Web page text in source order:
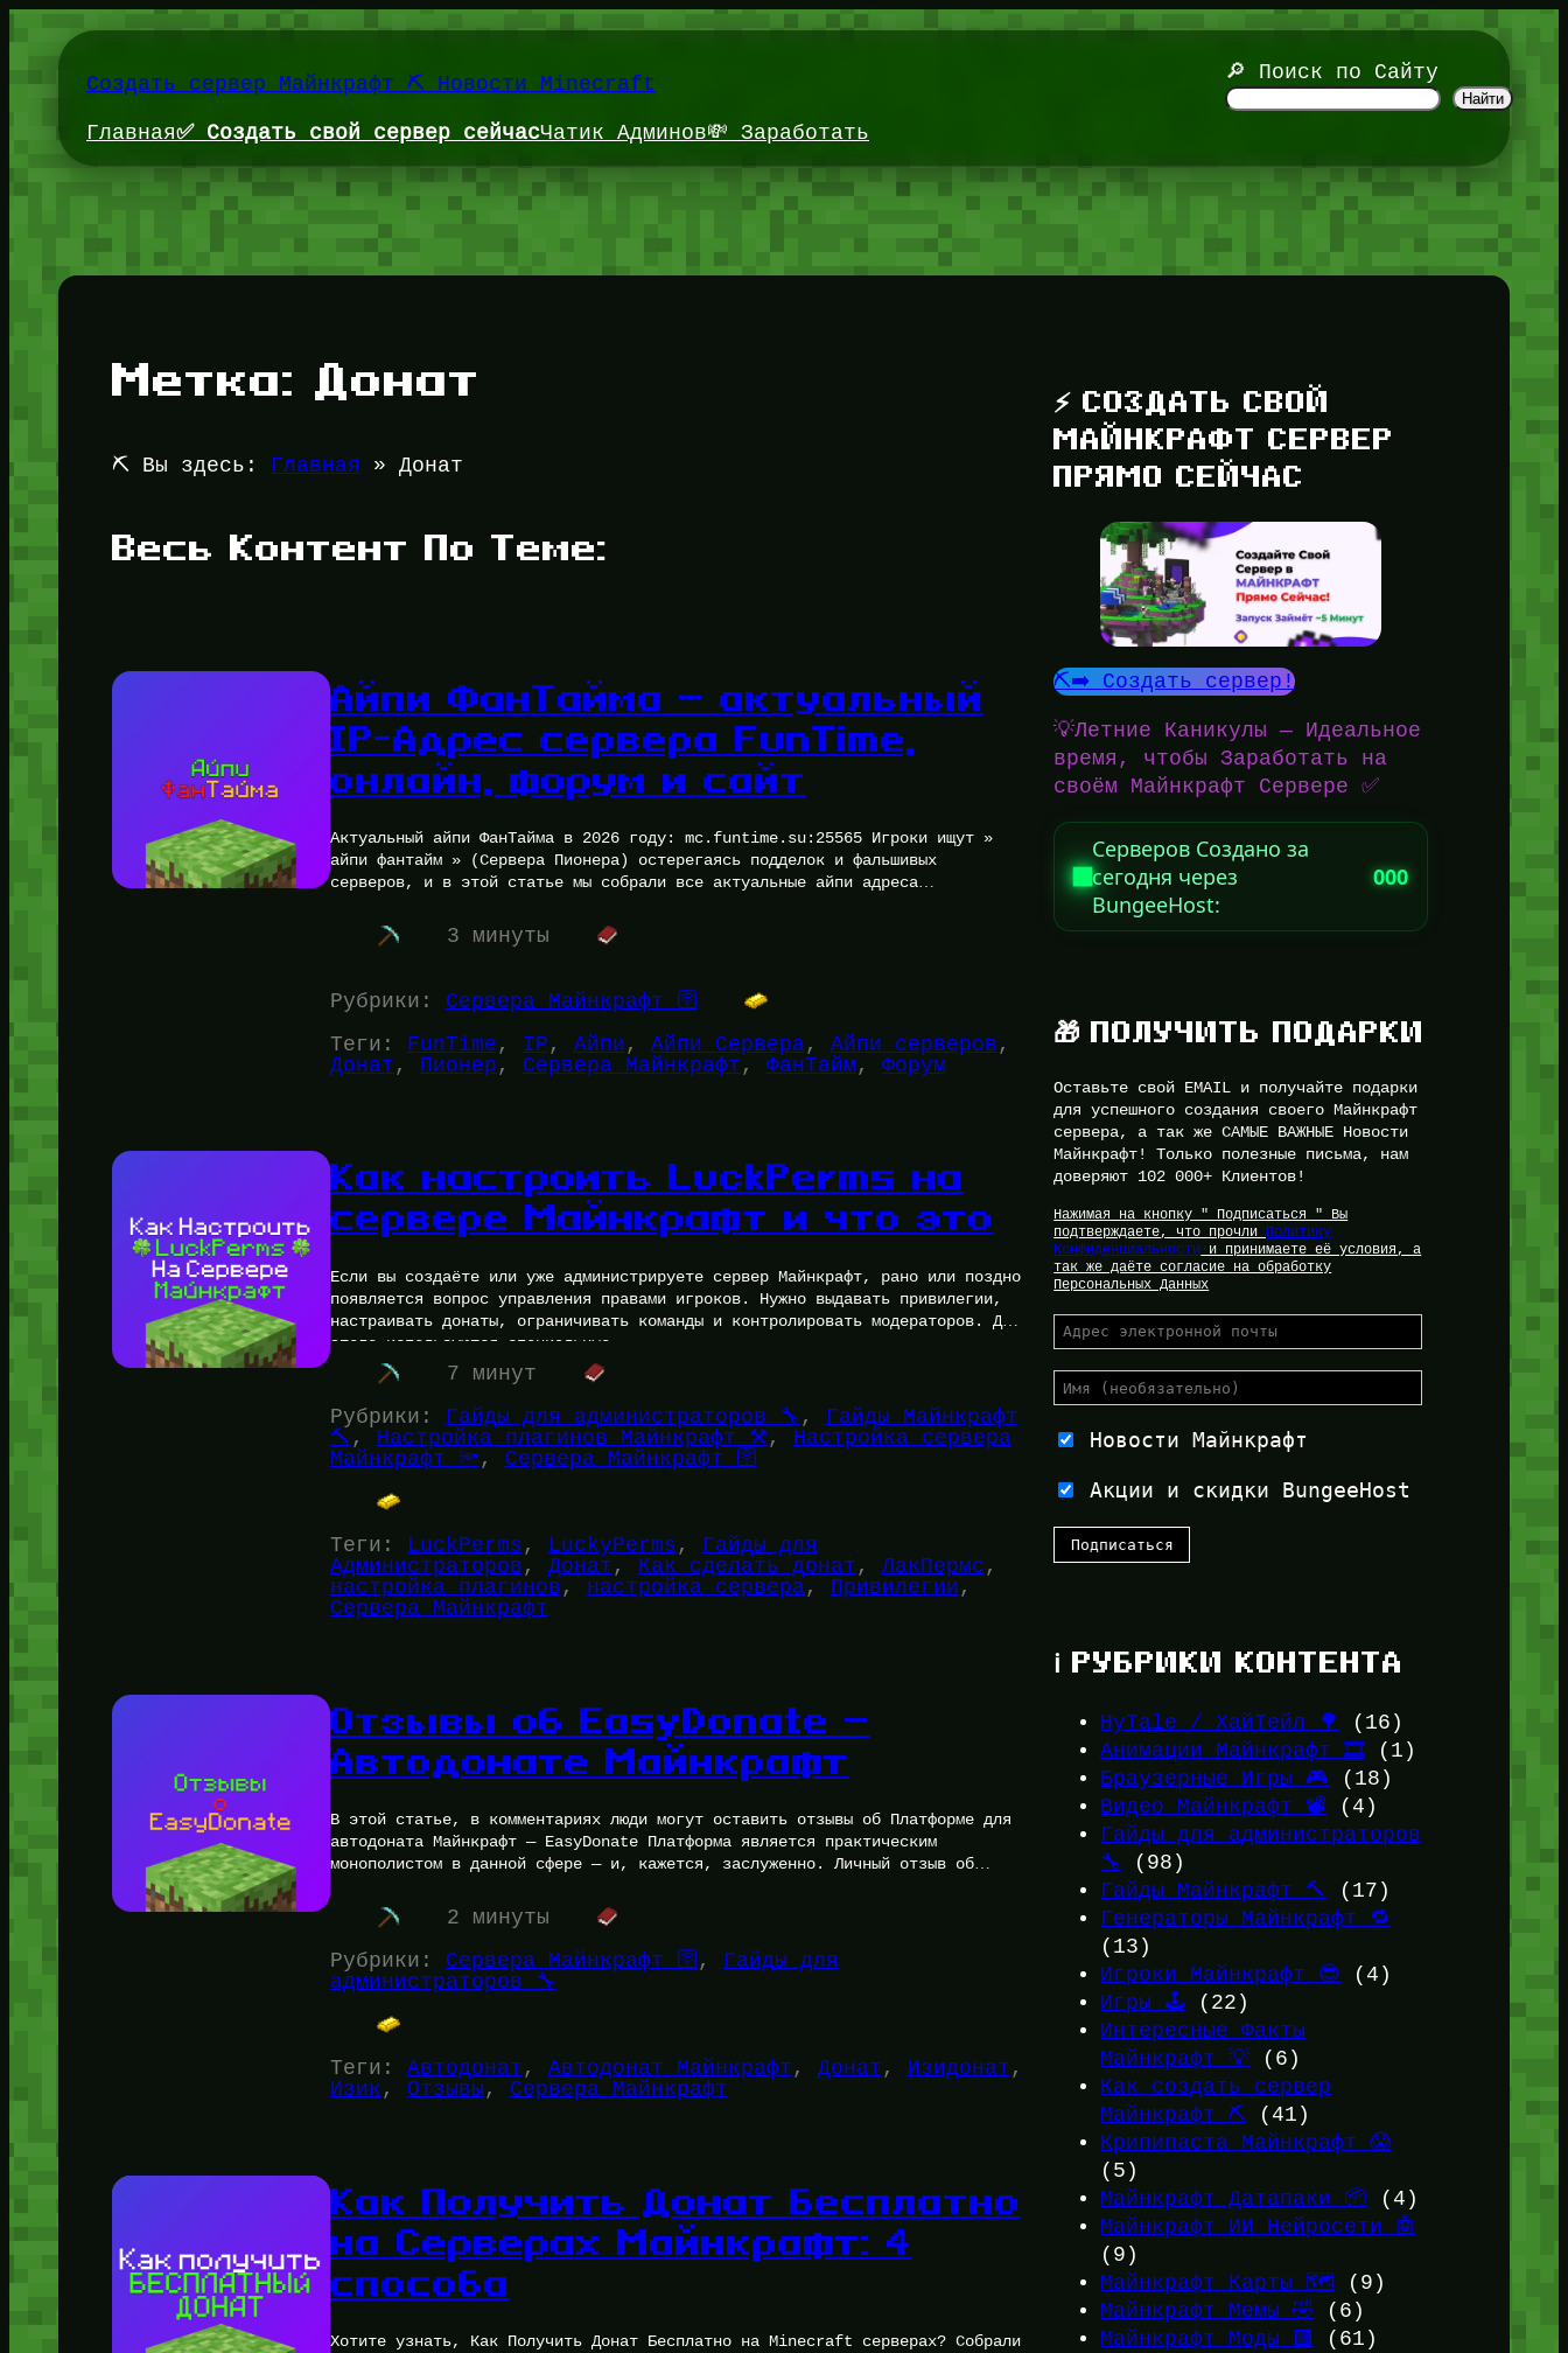
содержимомуСоздать сервер Майнкрафт ⛏️ Новости Minecraft
🔎 Поиск по Сайту
Найти
Главная✅ Создать свой сервер сейчасЧатик Админов💸 Заработать
Метка:Донат
⛏️ Вы здесь: Главная »Донат
Весь Контент По Теме:
Айпи ФанТайма — актуальный
IP-Адрес сервера FunTime,
онлайн, форум и сайт
Актуальный айпи ФанТайма в 2026 году: mc.funtime.su:25565 Игроки ищут »
айпи фантайм » (Сервера Пионера) остерегаясь подделок и фальшивых
серверов, и в этой статье мы собрали все актуальные айпи адреса…
3 минуты
Рубрики: Сервера Майнкрафт 🛜
Теги: FunTime , IP , Айпи , Айпи Сервера, Айпи серверов
Донат , Пионер , Сервера Майнкрафт , ФанТайм , Форум
Как настроить LuckPerms на
сервере Майнкрафт и что это
Если вы создаёте или уже администрируете сервер Майнкрафт, рано или поздно
появляется вопрос управления правами игроков. Нужно выдавать привилегии,
настраивать донаты, ограничивать команды и контролировать модераторов. Для
этого используются специальные…
7 минут
Рубрики:
Гайды для администраторов 🔧 ,
Гайды Майнкрафт
🔨 , Настройка плагинов Майнкрафт ⚒️, Настройка сервера
Майнкрафт 🔦 , Сервера Майнкрафт 🛜
Теги: LuckPerms , LuckyPerms ,
Гайды для
Администраторов , Донат , Как сделать донат , ЛакПермс
настройка плагинов , настройка сервера, Привилегии
Сервера Майнкрафт
Отзывы об EasyDonate —
Автодонате Майнкрафт
В этой статье, в комментариях люди могут оставить отзывы об Платформе для
автодоната Майнкрафт — EasyDonate Платформа является практическим
монополистом в данной сфере — и, кажется, заслуженно. Личный отзыв об…
2 минуты
Рубрики: Сервера Майнкрафт 🛜 ,
Гайды для
администраторов 🔧
Теги: Автодонат , Автодонат Майнкрафт , Донат , Изидонат
Изик , Отзывы , Сервера Майнкрафт
Как Получить Донат Бесплатно
на Серверах Майнкрафт: 4
способа
Хотите узнать, Как Получить Донат Бесплатно на Minecraft серверах? Собрали
⚡ СОЗДАТЬ СВОЙ
МАЙНКРАФТ СЕРВЕР
ПРЯМО СЕЙЧАС
⛏️➡️ Создать сервер!
💡Летние Каникулы — Идеальное
время, чтобы Заработать на
своём Майнкрафт Сервере ✅
Серверов Создано за
сегодня через
BungeeHost:
000
🎁 ПОЛУЧИТЬ ПОДАРКИ
Оставьте свой EMAIL и получайте подарки
для успешного создания своего Майнкрафт
сервера, а так же САМЫЕ ВАЖНЫЕ Новости
Майнкрафт! Только полезные письма, нам
доверяют 102 000+ Клиентов!
Нажимая на кнопку " Подписаться " Вы
подтверждаете, что прочли Политику
Конфиденциальности и принимаете её условия, а
так же даёте согласие на обработку
Персональных Данных
Новости Майнкрафт
Акции и скидки BungeeHost
ℹ️ РУБРИКИ КОНТЕНТА
HyTale / ХайТейл 🌳
(16)
Анимации Майнкрафт 🎞️ (1)
Браузерные Игры 🎮 (18)
Видео Майнкрафт 📽️ (4)
Гайды для администраторов
🔧
(98)
Гайды Майнкрафт 🔨
(17)
Генераторы Майнкрафт 🔁
(13)
Игроки Майнкрафт 😎 (4)
Игры 🕹️ (22)
Интересные Факты
Майнкрафт 💡 (6)
Как создать сервер
Майнкрафт ⛏️ (41)
Крипипаста Майнкрафт 😱
(5)
Майнкрафт Датапаки 📦 (4)
Майнкрафт ИИ Нейросети 🤖
(9)
Майнкрафт Карты 🗺️ (9)
Майнкрафт Мемы 🤣 (6)
Майнкрафт Моды 🟩
(61)